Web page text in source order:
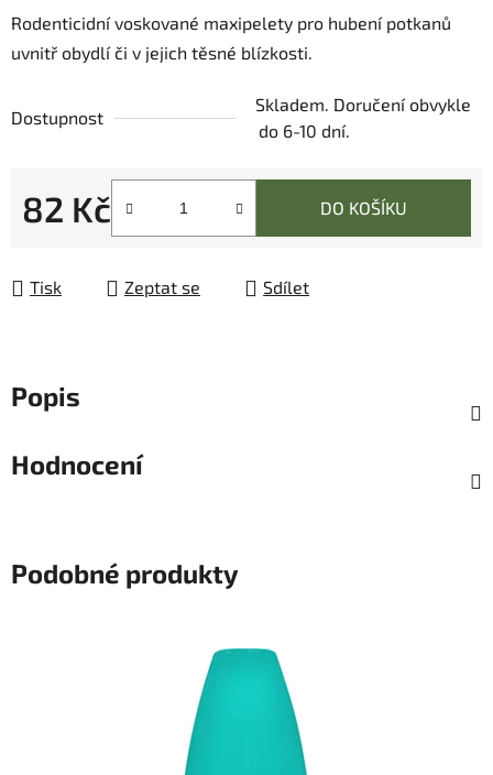
Rodenticidní voskované maxipelety pro hubení potkanů
uvnitř obydlí či v jejich těsné blízkosti.
Dostupnost
Skladem. Doručení obvykle
do 6-10 dní.
82 Kč
Měrná cena:
DO KOŠÍKU
Tisk Zeptat se Sdílet
Popis
Hodnocení
Podobné produkty